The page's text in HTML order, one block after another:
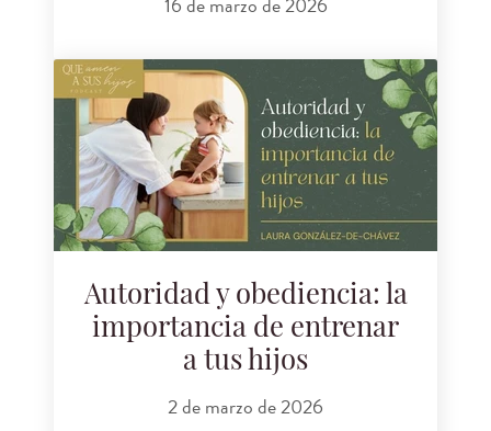
Autoridad y obediencia: la
importancia de entrenar
a tus hijos
2 de marzo de 2026